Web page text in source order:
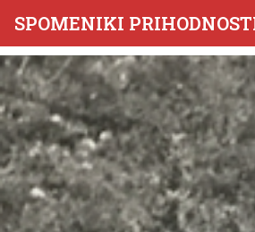
SPOMENIKI